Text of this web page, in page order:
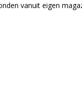
vanuit eigen